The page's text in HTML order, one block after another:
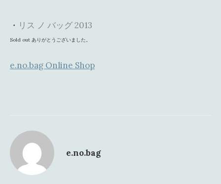
・ リス ノ バッグ 2013
Sold out ありがとうございました。
e.no.bag Online Shop
e.no.bag